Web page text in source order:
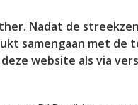
Nadat de
samengaan met de
website als via